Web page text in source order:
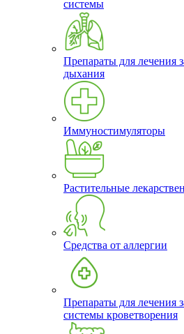
системы
Препараты для лечения
дыхания
Иммуностимуляторы
Растительные
Средства от аллергии
Препараты для лечения
системы кроветворения